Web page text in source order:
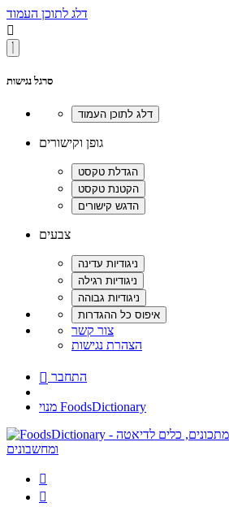
דלג לתוכן העמוד

סרגל נגישות
גופן וקישורים
צבעים
צור קשר
הצהרת נגישות
 התחבר
מנוי FoodsDictionary

